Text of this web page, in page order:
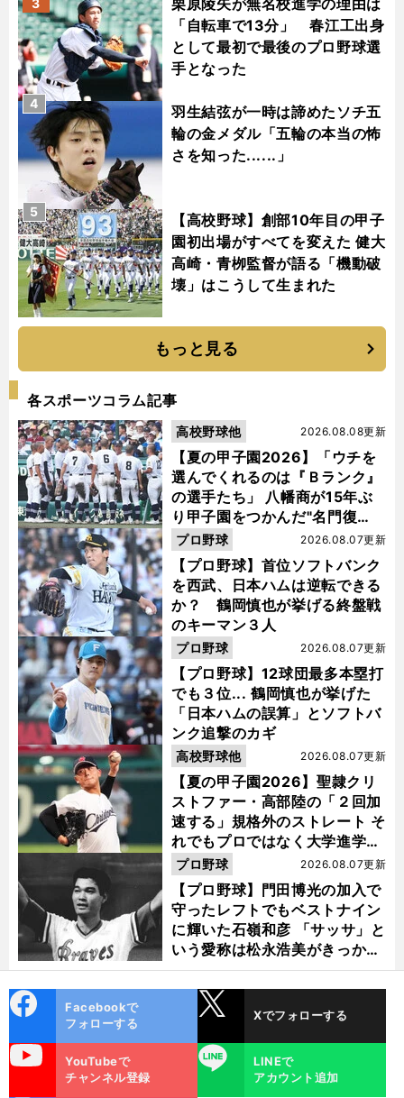
栗原陵矢が無名校進学の理由は
「自転車で13分」 春江工出身
として最初で最後のプロ野球選
手となった
3
羽生結弦が一時は諦めたソチ五
輪の金メダル「五輪の本当の怖
さを知った......」
4
【高校野球】創部10年目の甲子
園初出場がすべてを変えた 健大
高崎・青栁監督が語る「機動破
壊」はこうして生まれた
5
もっと見る
各スポーツコラム記事
【夏の甲子園2026】「ウチを
選んでくれるのは『Ｂランク』
の選手たち」 八幡商が15年ぶ
り甲子園をつかんだ"名門復
活"の舞台裏
2026.08.08更新
高校野球他
【プロ野球】首位ソフトバンク
を西武、日本ハムは逆転できる
か？ 鶴岡慎也が挙げる終盤戦
のキーマン３人
2026.08.07更新
プロ野球
【プロ野球】12球団最多本塁打
でも３位... 鶴岡慎也が挙げた
「日本ハムの誤算」とソフトバ
ンク追撃のカギ
2026.08.07更新
プロ野球
【夏の甲子園2026】聖隷クリ
ストファー・高部陸の「２回加
速する」規格外のストレート そ
れでもプロではなく大学進学を
選ぶ理由
2026.08.07更新
高校野球他
【プロ野球】門田博光の加入で
守ったレフトでもベストナイン
に輝いた石嶺和彦 「サッサ」と
いう愛称は松永浩美がきっか
け？
2026.08.07更新
プロ野球
ok
Facebookで
フォローする
Xでフォローする
YouTubeで
チャンネル登録
LINE
LINEで
アカウント追加